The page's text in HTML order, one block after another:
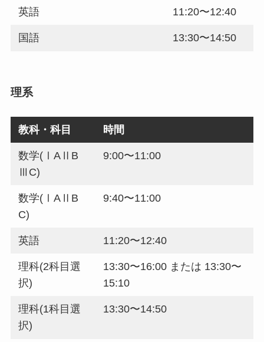
英語 11:20〜12:40
国語 13:30〜14:50
理系
教科・科目 時間
数学(ⅠAⅡB
ⅢC)
9:00〜11:00
数学(ⅠAⅡB
C)
9:40〜11:00
英語 11:20〜12:40
理科(2科目選
択)
13:30〜16:00 または 13:30〜
15:10
理科(1科目選
択)
13:30〜14:50